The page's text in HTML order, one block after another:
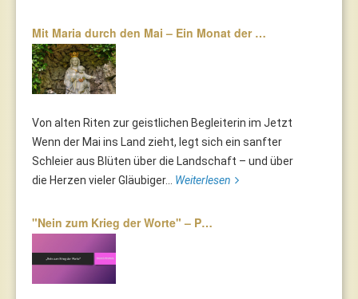
Mit Maria durch den Mai – Ein Monat der …
Von alten Riten zur geistlichen Begleiterin im Jetzt
Wenn der Mai ins Land zieht, legt sich ein sanfter
Schleier aus Blüten über die Landschaft – und über
die Herzen vieler Gläubiger... Weiterlesen
"Nein zum Krieg der Worte" – P…